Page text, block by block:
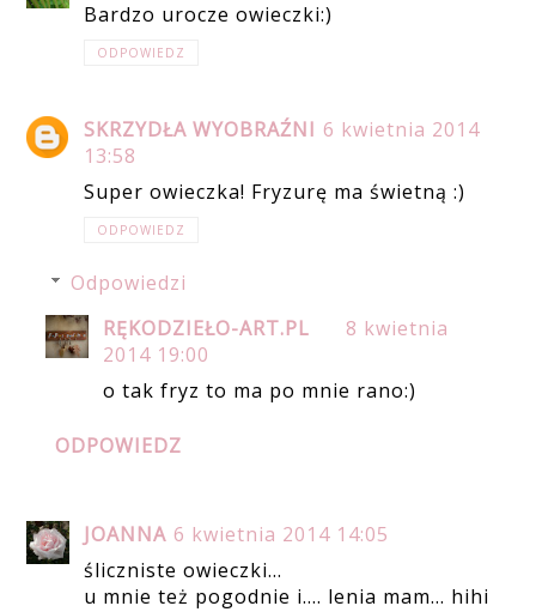
Bardzo urocze owieczki:)
ODPOWIEDZ
SKRZYDŁA WYOBRAŹNI 6 kwietnia 2014
13:58
Super owieczka! Fryzurę ma świetną :)
ODPOWIEDZ
Odpowiedzi
RĘKODZIEŁO-ART.PL
8 kwietnia
2014 19:00
o tak fryz to ma po mnie rano:)
ODPOWIEDZ
JOANNA 6 kwietnia 2014 14:05
śliczniste owieczki...
u mnie też pogodnie i.... lenia mam... hihi